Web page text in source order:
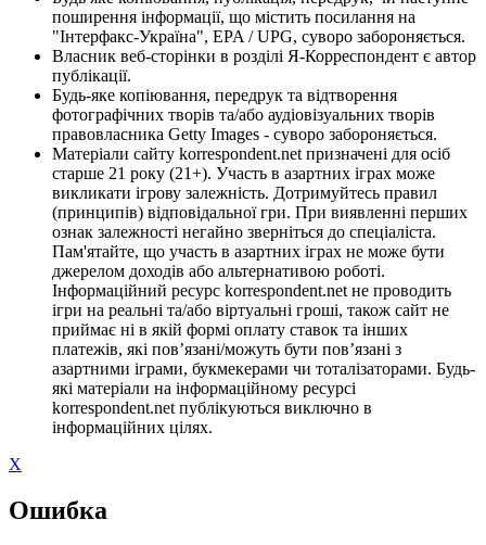
поширення інформації, що містить посилання на
"Інтерфакс-Україна", EPA / UPG, суворо забороняється.
Власник веб-сторінки в розділі Я-Корреспондент є автор
публікації.
Будь-яке копіювання, передрук та відтворення
фотографічних творів та/або аудіовізуальних творів
правовласника Getty Images - суворо забороняється.
Матеріали сайту korrespondent.net призначені для осіб
старше 21 року (21+). Участь в азартних іграх може
викликати ігрову залежність. Дотримуйтесь правил
(принципів) відповідальної гри. При виявленні перших
ознак залежності негайно зверніться до спеціаліста.
Пам'ятайте, що участь в азартних іграх не може бути
джерелом доходів або альтернативою роботі.
Інформаційний ресурс korrespondent.net не проводить
ігри на реальні та/або віртуальні гроші, також сайт не
приймає ні в якій формі оплату ставок та інших
платежів, які пов’язані/можуть бути пов’язані з
азартними іграми, букмекерами чи тоталізаторами. Будь-
які матеріали на інформаційному ресурсі
korrespondent.net публікуються виключно в
інформаційних цілях.
X
Ошибка